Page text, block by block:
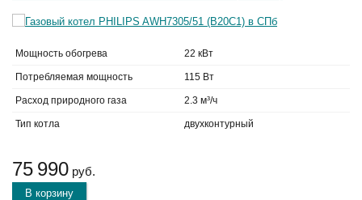
Мощность обогрева 22 кВт
Потребляемая мощность 115 Вт
Расход природного газа 2.3 м³/ч
Тип котла двухконтурный
75 990 руб.
В корзину